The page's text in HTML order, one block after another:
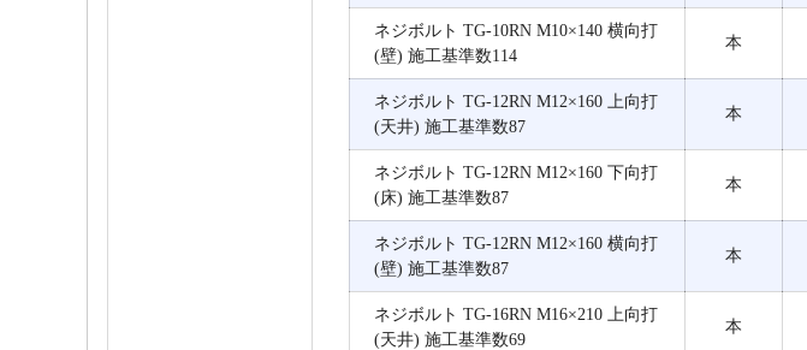
ネジボルト TG-10RN M10×140 横向打
(壁) 施工基準数114
本
ネジボルト TG-12RN M12×160 上向打
(天井) 施工基準数87
本
ネジボルト TG-12RN M12×160 下向打
(床) 施工基準数87
本
ネジボルト TG-12RN M12×160 横向打
(壁) 施工基準数87
本
ネジボルト TG-16RN M16×210 上向打
(天井) 施工基準数69
本